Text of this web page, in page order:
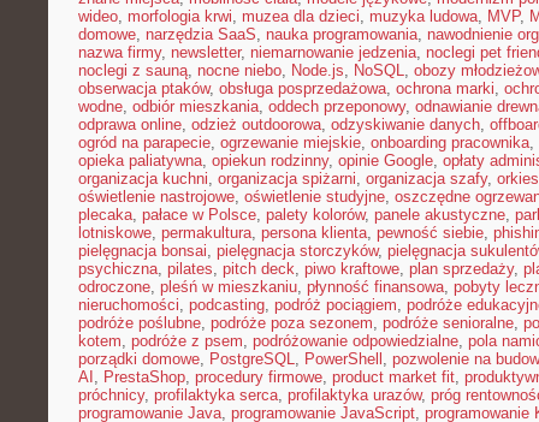
wideo, morfologia krwi, muzea dla dzieci, muzyka ludowa, MVP,
domowe, narzędzia SaaS, nauka programowania, nawodnienie
nazwa firmy, newsletter, niemarnowanie jedzenia, noclegi pet
noclegi z sauną, nocne niebo, Node.js, NoSQL, obozy
obserwacja ptaków, obsługa posprzedażowa, ochrona marki,
wodne, odbiór mieszkania, oddech przeponowy, odnawianie
odprawa online, odzież outdoorowa, odzyskiwanie danych,
ogród na parapecie, ogrzewanie miejskie, onboarding pracownika,
opieka paliatywna, opiekun rodzinny, opinie Google, opłaty
organizacja kuchni, organizacja spiżarni, organizacja szafy,
oświetlenie nastrojowe, oświetlenie studyjne, oszczędne
plecaka, pałace w Polsce, palety kolorów, panele akustyczne,
lotniskowe, permakultura, persona klienta, pewność siebie,
pielęgnacja bonsai, pielęgnacja storczyków, pielęgnacja
psychiczna, pilates, pitch deck, piwo kraftowe, plan sprzedaży,
odroczone, pleśń w mieszkaniu, płynność finansowa, pobyty
nieruchomości, podcasting, podróż pociągiem, podróże
podróże poślubne, podróże poza sezonem, podróże senioralne,
kotem, podróże z psem, podróżowanie odpowiedzialne, pola
porządki domowe, PostgreSQL, PowerShell , pozwolenie na
AI , PrestaShop, procedury firmowe, product market fit,
próchnicy, profilaktyka serca, profilaktyka urazów, próg
programowanie Java, programowanie JavaScript, programowanie